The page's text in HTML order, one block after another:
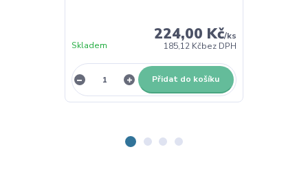
224,00 Kč/ks
185,12 Kčbez DPH
Skladem
Přidat do košíku